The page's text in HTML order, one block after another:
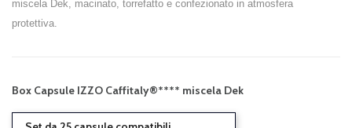
miscela Dek, macinato, torrefatto e confezionato in atmosfera
protettiva.
Box Capsule IZZO Caffitaly®**** miscela Dek